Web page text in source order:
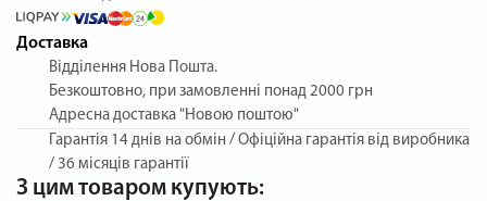
Доставка
Відділення Нова Пошта.
Безкоштовно, при замовленні понад 2000 грн
Адресна доставка "Новою поштою"
Гарантія 14 днів на обмін / Офіційна гарантія від виробника
/ 36 місяців гарантії
З цим товаром купують: